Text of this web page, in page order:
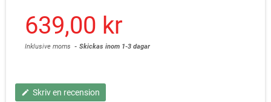
639,00 kr
Inklusive moms Skickas inom 1-3 dagar
edit Skriv en recension